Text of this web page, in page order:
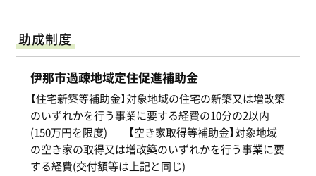
助成制度
伊那市過疎地域定住促進補助金
【住宅新築等補助金】対象地域の住宅の新築又は増改築
のいずれかを行う事業に要する経費の10分の2以内
(150万円を限度) 【空き家取得等補助金】対象地域
の空き家の取得又は増改築のいずれかを行う事業に要
する経費(交付額等は上記と同じ)